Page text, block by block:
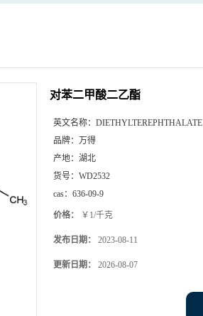
对苯二甲酸二乙酯
英文名称： DIETHYLTEREPHTHALATE
品牌： 万得
产地： 湖北
货号： WD2532
cas： 636-09-9
价格： ￥1/千克
发布日期： 2023-08-11
更新日期： 2026-08-07